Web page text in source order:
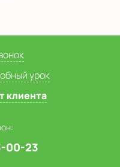
урок
клиента
00-23